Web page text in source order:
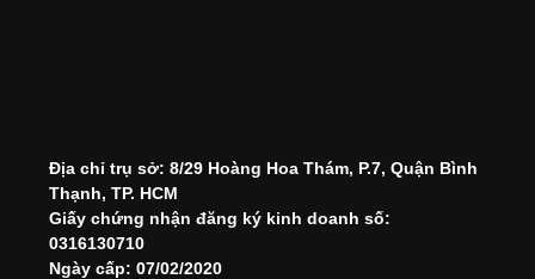
Địa chỉ trụ sở: 8/29 Hoàng Hoa Thám, P.7, Quận Bình
Thạnh, TP. HCM
Giấy chứng nhận đăng ký kinh doanh số:
0316130710
Ngày cấp: 07/02/2020